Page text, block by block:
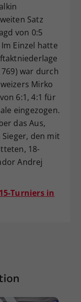
Satz
von 0:5
Einzel hatte
war durch
Mirko
6:1, 4:1 für
eingezogen.
das Aus,
den mit
18-
Andrej
Turniers in